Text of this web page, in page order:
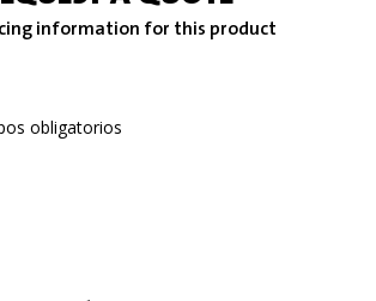
information for this product
obligatorios